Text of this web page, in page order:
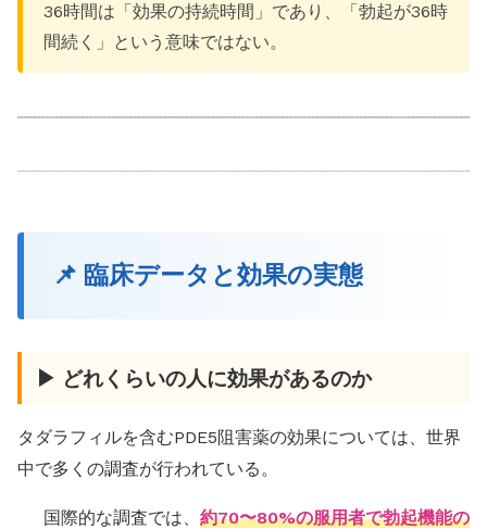
36時間は「効果の持続時間」であり、「勃起が36時
間続く」という意味ではない。
📌 臨床データと効果の実態
▶ どれくらいの人に効果があるのか
タダラフィルを含むPDE5阻害薬の効果については、世界
中で多くの調査が行われている。
国際的な調査では、 約70〜80%の服用者で勃起機能の